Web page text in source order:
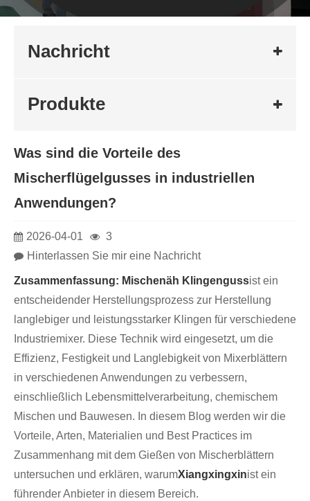
Nachricht
Produkte
Was sind die Vorteile des
Mischerflügelgusses in industriellen
Anwendungen?
2026-04-01
3
Hinterlassen Sie mir eine Nachricht
Zusammenfassung: Mischenäh Klingengussist ein
entscheidender Herstellungsprozess zur Herstellung
langlebiger und leistungsstarker Klingen für verschiedene
Industriemixer. Diese Technik wird eingesetzt, um die
Effizienz, Festigkeit und Langlebigkeit von Mixerblättern
in verschiedenen Anwendungen zu verbessern,
einschließlich Lebensmittelverarbeitung, chemischem
Mischen und Bauwesen. In diesem Blog werden wir die
Vorteile, Arten, Materialien und Best Practices im
Zusammenhang mit dem Gießen von Mischerblättern
untersuchen und erklären, warumXiangxingxinist ein
führender Anbieter in diesem Bereich.